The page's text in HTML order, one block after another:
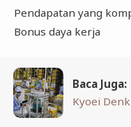
Pendapatan yang
Bonus daya kerja
Baca Juga:
Kyoei